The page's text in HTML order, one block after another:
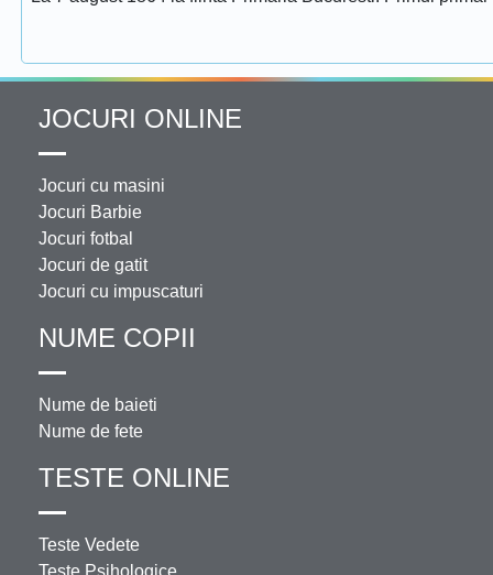
JOCURI ONLINE
Jocuri cu masini
Jocuri Barbie
Jocuri fotbal
Jocuri de gatit
Jocuri cu impuscaturi
NUME COPII
Nume de baieti
Nume de fete
TESTE ONLINE
Teste Vedete
Teste Psihologice